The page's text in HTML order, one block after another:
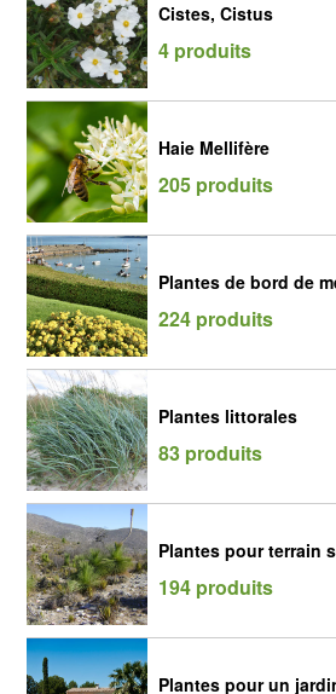
Cistes, Cistus
4 produits
Haie Mellifère
205 produits
Plantes de bord de
224 produits
Plantes littorales
83 produits
Plantes pour terrain
194 produits
Plantes pour un